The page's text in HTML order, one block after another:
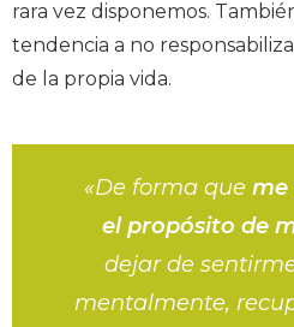
rara vez disponemos.
tendencia a no
de la propia vida.
«De forma que me
el propósito de
dejar de
mentalmente,